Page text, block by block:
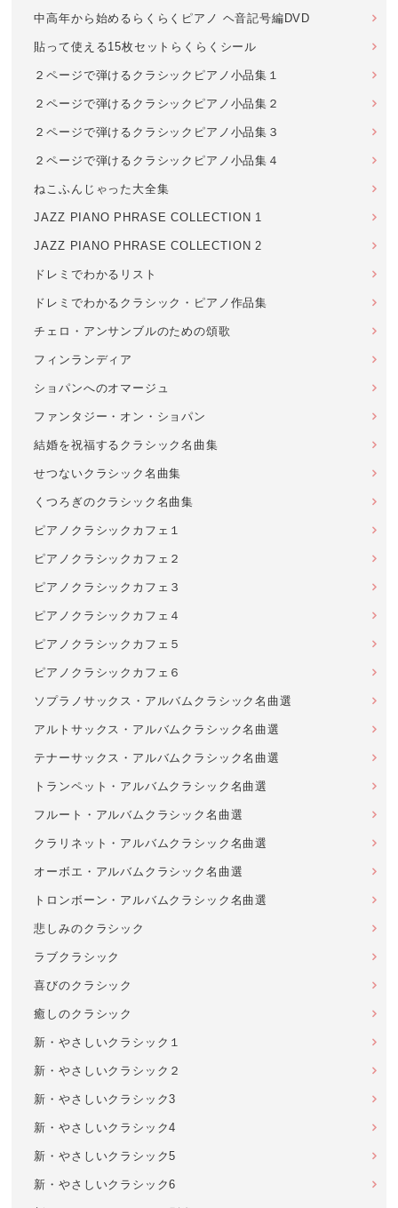
中高年から始めるらくらくピアノ ヘ音記号編DVD
貼って使える15枚セットらくらくシール
２ページで弾けるクラシックピアノ小品集１
２ページで弾けるクラシックピアノ小品集２
２ページで弾けるクラシックピアノ小品集３
２ページで弾けるクラシックピアノ小品集４
ねこふんじゃった大全集
JAZZ PIANO PHRASE COLLECTION 1
JAZZ PIANO PHRASE COLLECTION 2
ドレミでわかるリスト
ドレミでわかるクラシック・ピアノ作品集
チェロ・アンサンブルのための頌歌
フィンランディア
ショパンへのオマージュ
ファンタジー・オン・ショパン
結婚を祝福するクラシック名曲集
せつないクラシック名曲集
くつろぎのクラシック名曲集
ピアノクラシックカフェ１
ピアノクラシックカフェ２
ピアノクラシックカフェ３
ピアノクラシックカフェ４
ピアノクラシックカフェ５
ピアノクラシックカフェ６
ソプラノサックス・アルバムクラシック名曲選
アルトサックス・アルバムクラシック名曲選
テナーサックス・アルバムクラシック名曲選
トランペット・アルバムクラシック名曲選
フルート・アルバムクラシック名曲選
クラリネット・アルバムクラシック名曲選
オーボエ・アルバムクラシック名曲選
トロンボーン・アルバムクラシック名曲選
悲しみのクラシック
ラブクラシック
喜びのクラシック
癒しのクラシック
新・やさしいクラシック１
新・やさしいクラシック２
新・やさしいクラシック3
新・やさしいクラシック4
新・やさしいクラシック5
新・やさしいクラシック6